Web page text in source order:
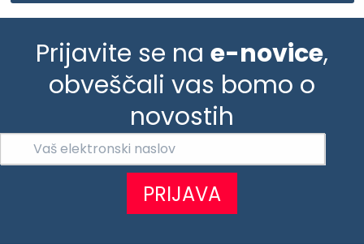
Prijavite se na e-novice,
obveščali vas bomo o
novostih
PRIJAVA